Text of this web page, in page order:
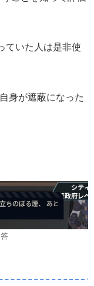
ていた人は是非使
身が遮蔽になった